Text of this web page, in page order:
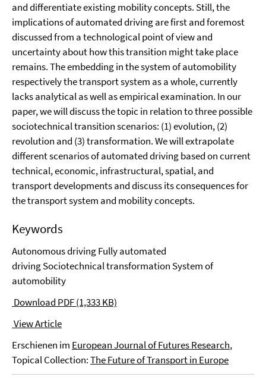
and differentiate existing mobility concepts. Still, the
implications of automated driving are first and foremost
discussed from a technological point of view and
uncertainty about how this transition might take place
remains. The embedding in the system of automobility
respectively the transport system as a whole, currently
lacks analytical as well as empirical examination. In our
paper, we will discuss the topic in relation to three possible
sociotechnical transition scenarios: (1) evolution, (2)
revolution and (3) transformation. We will extrapolate
different scenarios of automated driving based on current
technical, economic, infrastructural, spatial, and
transport developments and discuss its consequences for
the transport system and mobility concepts.
Keywords
Autonomous driving Fully automated
driving Sociotechnical transformation System of
automobility
Download PDF (1,333 KB)
View Article
Erschienen im European Journal of Futures Research,
Topical Collection:The Future of Transport in Europe